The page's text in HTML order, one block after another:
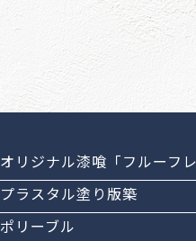
オリジナル漆喰「フルーフレ
プラスタル塗り版築
ポリーブル